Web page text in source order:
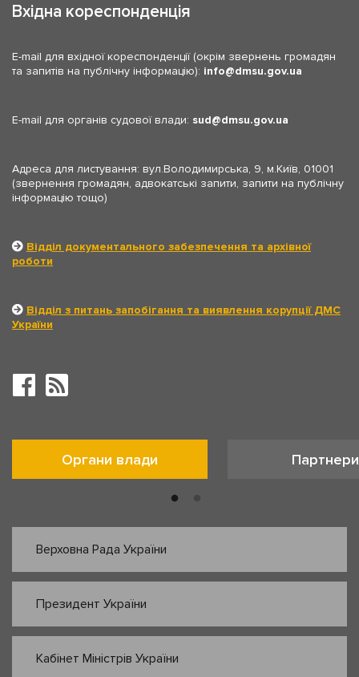
Вхідна кореспонденція
E-mail для вхідної кореспонденції (окрім звернень громадян
та запитів на публічну інформацію): info dmsu.gov.ua
E-mail для органів судової влади: sud dmsu.gov.ua
Адреса для листування: вул.Володимирська, 9, м.Київ, 01001
(звернення громадян, адвокатські запити, запити на публічну
інформацію тощо)
Відділ документального забезпечення та архівної
роботи
Відділ з питань запобігання та виявлення корупції ДМС
України
Органи влади Партнери
Верховна Рада України
Президент України
Кабінет Міністрів України